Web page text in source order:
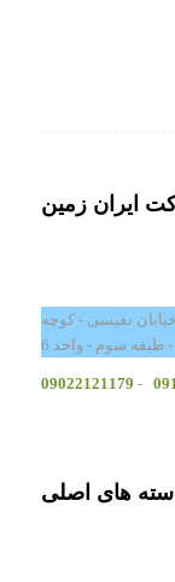
ایران زمین
نفیسی - کوچه
-
09022121179
های اصلی